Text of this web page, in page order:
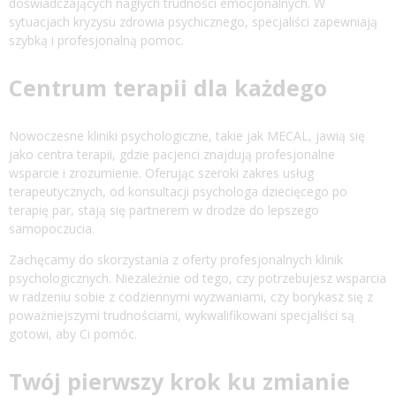
doświadczających nagłych trudności emocjonalnych. W
sytuacjach kryzysu zdrowia psychicznego, specjaliści zapewniają
szybką i profesjonalną pomoc.
Centrum terapii dla każdego
Nowoczesne kliniki psychologiczne, takie jak MECAL, jawią się
jako centra terapii, gdzie pacjenci znajdują profesjonalne
wsparcie i zrozumienie. Oferując szeroki zakres usług
terapeutycznych, od konsultacji psychologa dziecięcego po
terapię par, stają się partnerem w drodze do lepszego
samopoczucia.
Zachęcamy do skorzystania z oferty profesjonalnych klinik
psychologicznych. Niezależnie od tego, czy potrzebujesz wsparcia
w radzeniu sobie z codziennymi wyzwaniami, czy borykasz się z
poważniejszymi trudnościami, wykwalifikowani specjaliści są
gotowi, aby Ci pomóc.
Twój pierwszy krok ku zmianie